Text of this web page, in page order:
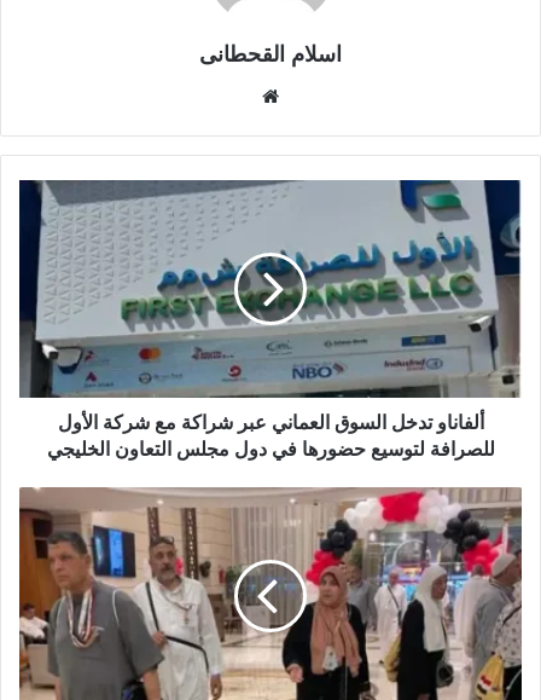
اسلام القحطانى
ق
ع
ا
و
ي
ب
ألفاناو تدخل السوق العماني عبر شراكة مع شركة الأول
للصرافة لتوسيع حضورها في دول مجلس التعاون الخليجي